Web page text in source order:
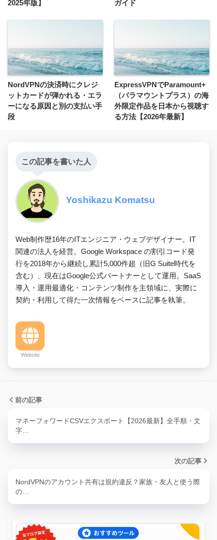
2025年版】 ガイド
NordVPNの決済時にクレジ
ットカードが弾かれる・エラ
ーになる原因と別の支払い手
段
ExpressVPNでParamount+
（パラマウントプラス）の海
外限定作品を日本から視聴す
る方法【2026年最新】
この記事を書いた人
Yoshikazu Komatsu
Web制作歴16年のITエンジニア・ウェブデザイナー。IT
関連の法人を経営。Google Workspace の割引コード発
行を2018年から継続し累計5,000件超（旧G Suite時代を
含む）、現在はGoogle公式パートナーとして運用。SaaS
導入・運用最適化・コンテンツ制作を主領域に、実際に
契約・利用して得た一次情報をベースに記事を執筆。
Website
前の記事
マネーフォワードCSVエクスポート【2026最新】全手順・文
字…
次の記事
NordVPNのアカウント共有は規約違反？家族・友人と使う際
の…